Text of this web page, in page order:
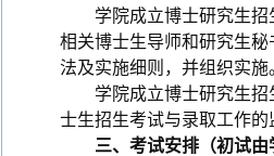
学院成立博士研究生
相关博士生导师和研究生
法及实施细则，并组织实施
学院成立博士研究生
士生招生考试与录取工作的
三、考试安排（初试由